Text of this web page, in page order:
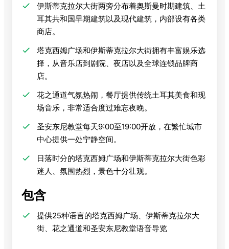
伊斯蒂克拉尔大街两旁分布着奥斯曼时期建筑、土
耳其共和国早期建筑以及现代建筑，内部设有各类
商店。
塔克西姆广场和伊斯蒂克拉尔大街拥有丰富娱乐选
择，从音乐店到剧院、夜店以及全球连锁品牌商
店。
花之通道气氛热闹，餐厅提供传统土耳其美食和现
场音乐，非常适合度过难忘夜晚。
圣安东尼教堂每天9:00至19:00开放，在繁忙城市
中心提供一处宁静空间。
日落时分的塔克西姆广场和伊斯蒂克拉尔大街色彩
迷人、氛围热烈，景色十分壮观。
包含
提供25种语言的塔克西姆广场、伊斯蒂克拉尔大
街、花之通道和圣安东尼教堂语音导览